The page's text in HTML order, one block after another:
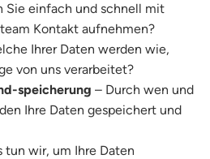
Sie einfach und schnell mit
Kontakt aufnehmen?
Ihrer Daten werden wie,
von uns verarbeitet?
speicherung – Durch wen und
Ihre Daten gespeichert und
tun wir, um Ihre Daten